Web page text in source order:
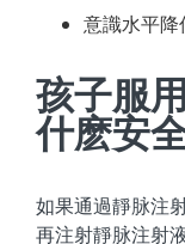
意識水平降
孩子服
什麽安
如果通過靜脉注
再注射靜脉注射